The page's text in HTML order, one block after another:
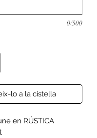
0/500
lo a la cistella
en RÚSTICA